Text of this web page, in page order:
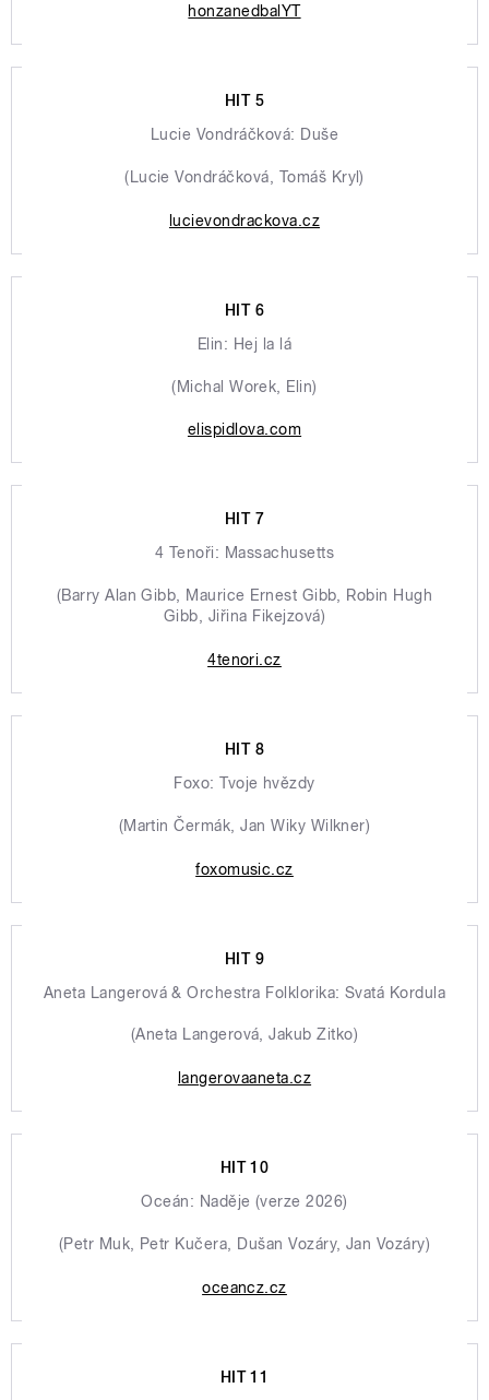
honzanedbalYT
HIT 5
Lucie Vondráčková: Duše
(Lucie Vondráčková, Tomáš Kryl)
lucievondrackova.cz
HIT 6
Elin: Hej la lá
(Michal Worek, Elin)
elispidlova.com
HIT 7
4 Tenoři: Massachusetts
(Barry Alan Gibb, Maurice Ernest Gibb, Robin Hugh
Gibb, Jiřina Fikejzová)
4tenori.cz
HIT 8
Foxo: Tvoje hvězdy
(Martin Čermák, Jan Wiky Wilkner)
foxomusic.cz
HIT 9
Aneta Langerová & Orchestra Folklorika: Svatá Kordula
(Aneta Langerová, Jakub Zitko)
langerovaaneta.cz
HIT 10
Oceán: Naděje (verze 2026)
(Petr Muk, Petr Kučera, Dušan Vozáry, Jan Vozáry)
oceancz.cz
HIT 11